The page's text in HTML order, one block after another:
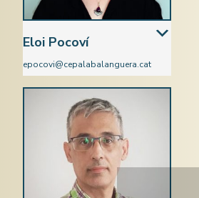
Eloi Pocoví
epocovi@cepalabalanguera.cat
Català